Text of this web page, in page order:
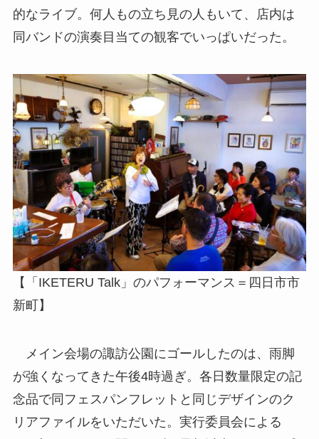
的なライブ。何人もの立ち見の人もいて、店内は
同バンドの演奏目当ての観客でいっぱいだった。
【「IKETERU Talk」のパフォーマンス＝四日市市
新町】
メイン会場の諏訪公園にゴールしたのは、雨脚
が強くなってきた午後4時過ぎ。各日数量限定の記
念品で同フェスパンフレットと同じデザインのク
リアファイルをいただいた。実行委員会による